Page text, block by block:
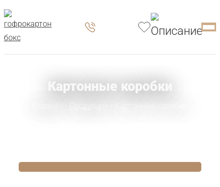
Картонные коробки